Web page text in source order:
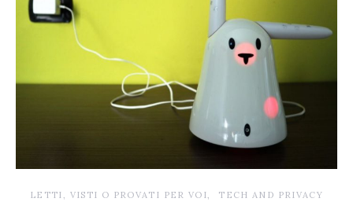
LETTI, VISTI O PROVATI PER VOI TECH AND PRIVACY